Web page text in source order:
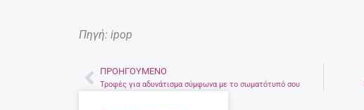
Πηγή: ipop
Prev
ΠΡΟΗΓΟΎΜΕΝΟ
Τροφές για αδυνάτισμα σύμφωνα με το σωματότυπό σου